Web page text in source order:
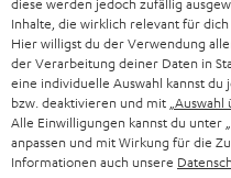
t
e
r
a
n
Inhalte, die wirklich relevant für
Hier willigst du der Verwendung
der Verarbeitung deiner Daten in
eine individuelle Auswahl kannst
bzw. deaktivieren und mit
Alle Einwilligungen kannst du unter
anpassen und mit Wirkung für die
Informationen auch unsere